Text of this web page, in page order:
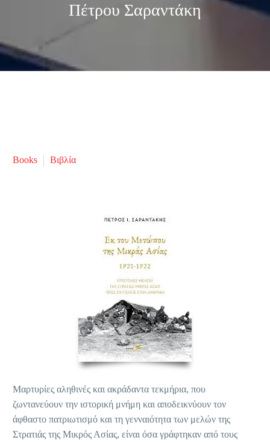
Πέτρου Σαραντάκη
Books Βιβλία
Μαρτυρίες αληθινές και ακράδαντα τεκμήρια, που
ζωντανεύουν την ιστορική μνήμη και αποδεικνύουν τον
άφθαστο πατριωτισμό και τη γενναιότητα των μελών της
Στρατιάς της Μικρός Ασίας, είναι όσα γράφτηκαν από τους